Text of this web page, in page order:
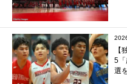
【
5
選